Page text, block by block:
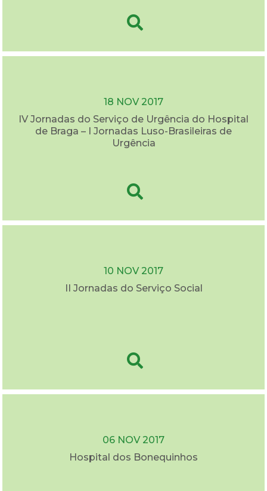
18 NOV 2017
IV Jornadas do Serviço de Urgência do Hospital
de Braga – I Jornadas Luso-Brasileiras de
Urgência
10 NOV 2017
II Jornadas do Serviço Social
06 NOV 2017
Hospital dos Bonequinhos